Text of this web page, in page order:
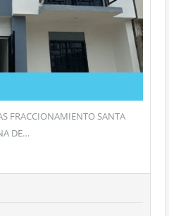
FRACCIONAMIENTO SANTA
DE…